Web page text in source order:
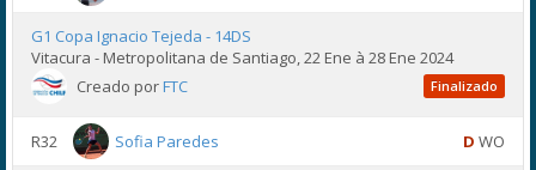
G1 Copa Ignacio Tejeda - 14DS
Vitacura - Metropolitana de Santiago, 22 Ene à 28 Ene 2024
Creado porFTC Finalizado
R32 Sofia Paredes D WO